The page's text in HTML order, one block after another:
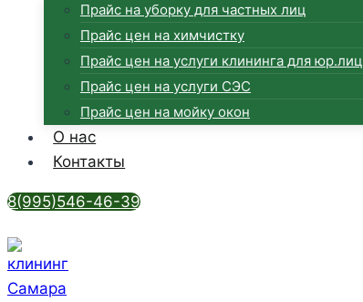
Прайс на уборку для частных лиц
Прайс цен на химчистку
Прайс цен на услуги клининга для юр.лиц
Прайс цен на услуги СЭС
Прайс цен на мойку окон
О нас
Контакты
8(995)546-46-39